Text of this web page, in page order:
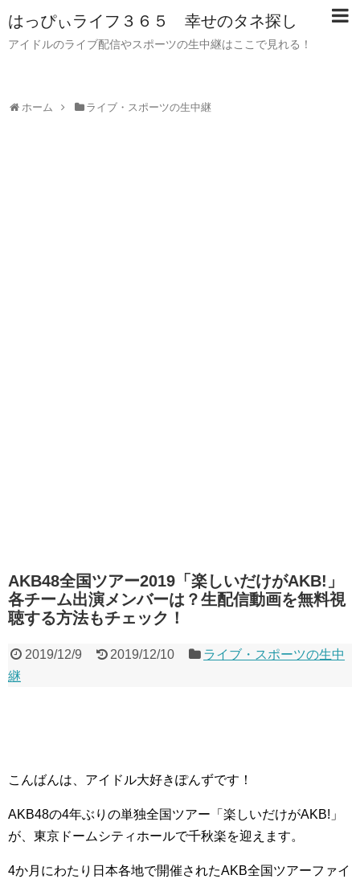
はっぴぃライフ３６５ 幸せのタネ探し
アイドルのライブ配信やスポーツの生中継はここで見れる！
ホーム ライブ・スポーツの生中継
AKB48全国ツアー2019「楽しいだけがAKB!」
各チーム出演メンバーは？生配信動画を無料視
聴する方法もチェック！
2019/12/9 2019/12/10
ライブ・スポーツの生中
継
こんばんは、アイドル大好きぽんずです！
AKB48の4年ぶりの単独全国ツアー「楽しいだけがAKB!」
が、東京ドームシティホールで千秋楽を迎えます。
4か月にわたり日本各地で開催されたAKB全国ツアーファイ